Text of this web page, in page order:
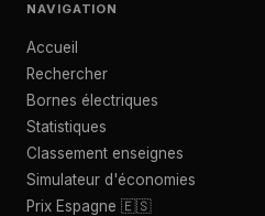
NAVIGATION
Accueil
Rechercher
Bornes électriques
Statistiques
Classement enseignes
Simulateur d'économies
Prix Espagne 🇪🇸